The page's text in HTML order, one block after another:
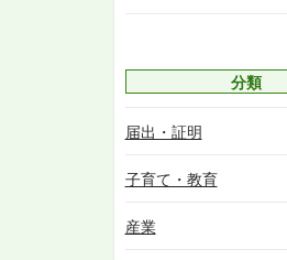
分類
届出・証明
子育て・教育
産業